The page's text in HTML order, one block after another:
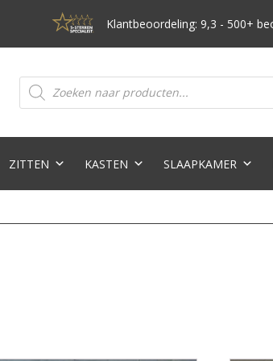
Klantbeoordeling: 9,3 - 500+
Producten
zoeken
ZITTEN KASTEN SLAAPKAMER